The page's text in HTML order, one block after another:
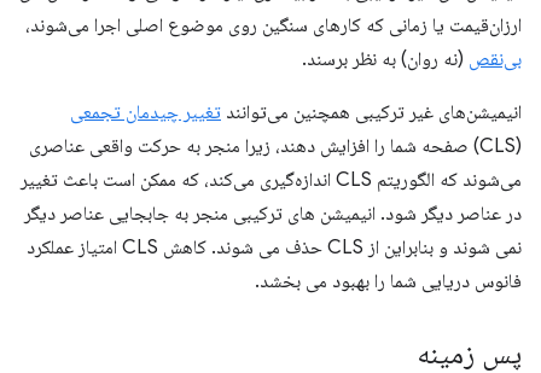
ارزان‌قیمت یا زمانی که کارهای سنگین روی موضوع اصلی اجرا می‌شوند،
بی‌نقص (نه روان) به نظر برسند.
انیمیشن‌های غیر ترکیبی همچنین می‌توانند تغییر چیدمان تجمعی
(CLS) صفحه شما را افزایش دهند، زیرا منجر به حرکت واقعی عناصری
می‌شوند که الگوریتم CLS اندازه‌گیری می‌کند، که ممکن است باعث تغییر
در عناصر دیگر شود. انیمیشن های ترکیبی منجر به جابجایی عناصر دیگر
نمی شوند و بنابراین از CLS حذف می شوند. کاهش CLS امتیاز عملکرد
فانوس دریایی شما را بهبود می بخشد.
پس زمینه